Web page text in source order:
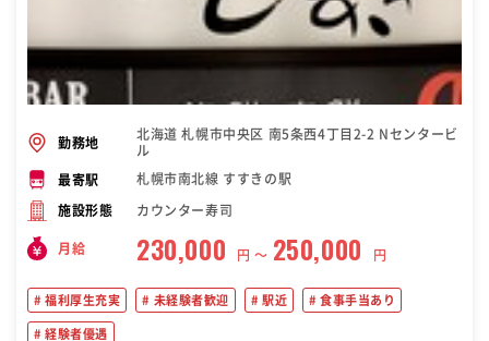
勤務地
北海道 札幌市中央区 南5条西4丁目2-2 Nセンタービ
ル
最寄駅 札幌市南北線 すすきの駅
施設形態 カウンター寿司
月給 230,000 円 〜 250,000 円
福利厚生充実 未経験者歓迎 駅近 食事手当あり
経験者優遇